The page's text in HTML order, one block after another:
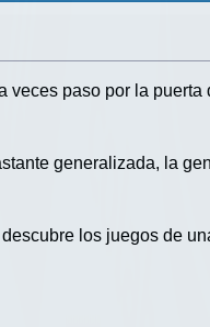
veces paso por la puerta
generalizada, la
los juegos de